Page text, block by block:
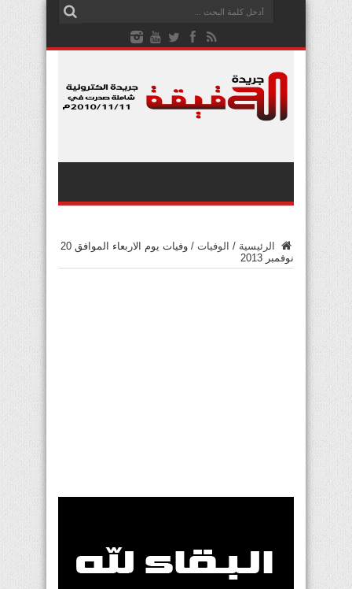
الرئيسية / الوفيات /
وفيات يوم الاربعاء الموافق 20
نوفمبر 2013